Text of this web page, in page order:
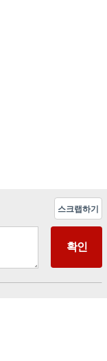
스크랩하기